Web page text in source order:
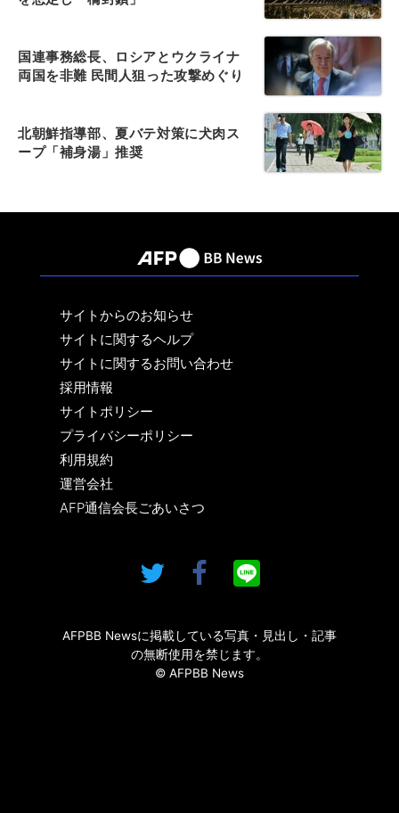
国連事務総長、ロシアとウクライナ
両国を非難 民間人狙った攻撃めぐり
北朝鮮指導部、夏バテ対策に犬肉ス
ープ「補身湯」推奨
サイトからのお知らせ
サイトに関するヘルプ
サイトに関するお問い合わせ
採用情報
サイトポリシー
プライバシーポリシー
利用規約
運営会社
AFP通信会長ごあいさつ
AFPBB Newsに掲載している写真・見出し・記事
の無断使用を禁じます。
© AFPBB News